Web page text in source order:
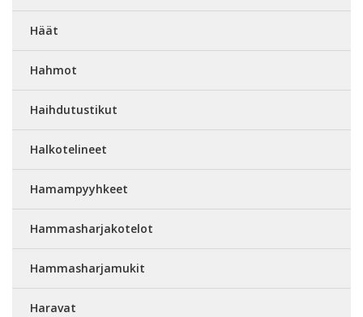
Häät
Hahmot
Haihdutustikut
Halkotelineet
Hamampyyhkeet
Hammasharjakotelot
Hammasharjamukit
Haravat